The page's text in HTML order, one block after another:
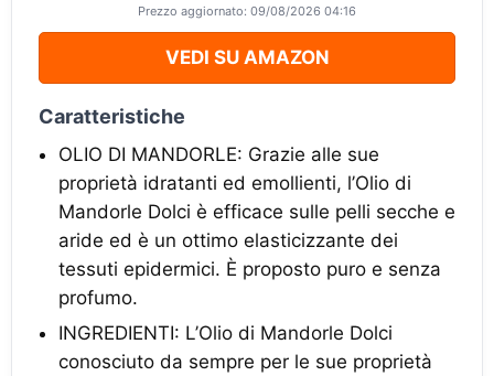
Prezzo aggiornato: 09/08/2026 04:16
VEDI SU AMAZON
Caratteristiche
OLIO DI MANDORLE: Grazie alle sue
proprietà idratanti ed emollienti, l’Olio di
Mandorle Dolci è efficace sulle pelli secche e
aride ed è un ottimo elasticizzante dei
tessuti epidermici. È proposto puro e senza
profumo.
INGREDIENTI: L’Olio di Mandorle Dolci
conosciuto da sempre per le sue proprietà